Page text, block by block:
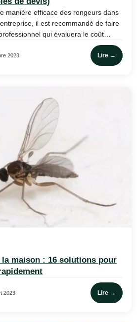
manière efficace des rongeurs dans
il est recommandé de faire
qui évaluera le coût…
2023 Lire →
la maison : 16 solutions pour
2023 Lire →